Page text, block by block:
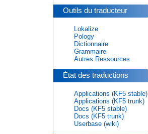
Outils du traducteur
Lokalize
Pology
Dictionnaire
Grammaire
Autres Ressources
État des traductions
Applications (KF5 stable)
Applications (KF5 trunk)
Docs (KF5 stable)
Docs (KF5 trunk)
Userbase (wiki)